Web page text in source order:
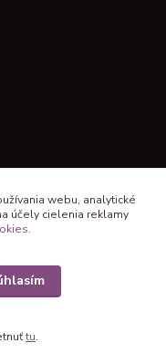
do 16:00
webu, analytické
účely cielenia reklamy
.
tu.